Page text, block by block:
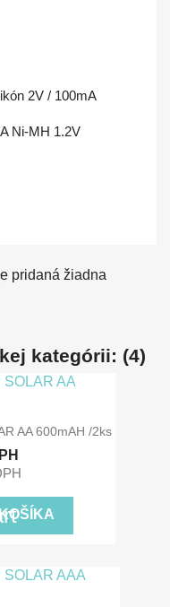
2V / 100mA
Ni-MH 1.2V
pridaná žiadna
kategórii: (4)
AA 600mAH /2ks